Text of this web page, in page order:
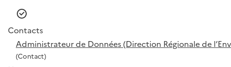
Contacts
Administrateur de Données (Direction Régionale de
(Contact)